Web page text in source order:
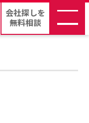
会社探しを
無料相談